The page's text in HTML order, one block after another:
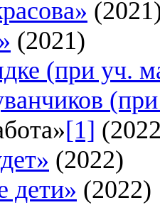
(2021)
(при уч.
[1]
(2022)
дети» (2022)